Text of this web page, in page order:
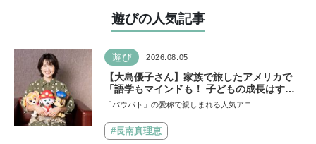
遊びの人気記事
遊び 2026.08.05
【大島優子さん】家族で旅したアメリカで
「語学もマインドも！ 子どもの成長はすご
かった」声優をつとめた映画『パウ・パトロ
なければ何でもできると子どもに知ってほし
い
「パウパト」の愛称で親しまれる人気アニ…
#長南真理恵